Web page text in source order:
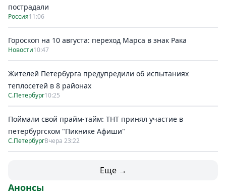
пострадали
Россия11:06
Гороскоп на 10 августа: переход Марса в знак Рака
Новости10:47
Жителей Петербурга предупредили об испытаниях
теплосетей в 8 районах
С.Петербург10:25
Поймали свой прайм-тайм: ТНТ принял участие в
петербургском "Пикнике Афиши"
С.ПетербургВчера 23:22
Еще →
Анонсы